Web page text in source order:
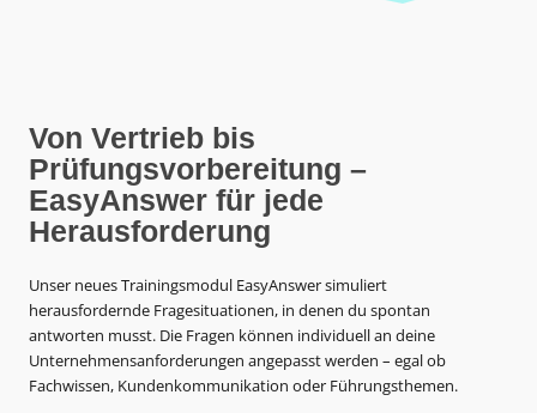
Von Vertrieb bis
Prüfungsvorbereitung –
EasyAnswer für jede
Herausforderung
Unser neues Trainingsmodul EasyAnswer simuliert
herausfordernde Fragesituationen, in denen du spontan
antworten musst. Die Fragen können individuell an deine
Unternehmensanforderungen angepasst werden – egal ob
Fachwissen, Kundenkommunikation oder Führungsthemen.